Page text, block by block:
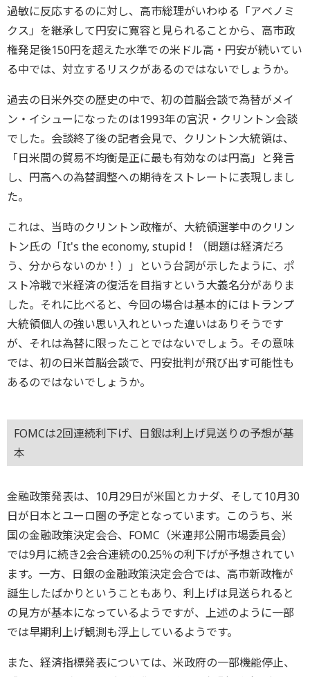
過敏に反応するのに対し、高市総理がいわゆる「アベノミ
クス」を継承して円安に寛容と見られることから、高市政
権発足後150円を超えた水準での米ドル高・円安が続いてい
る中では、対立するリスクがあるのではないでしょうか。
過去の日米外交の歴史の中で、初の首脳会談で為替がメイ
ン・イシューになったのは1993年の宮沢・クリントン会談
でした。会談終了後の記者会見で、クリントン大統領は、
「日米間の貿易不均衡是正に最も有効なのは円高」と発言
し、円高への為替調整への期待をストレートに表現しまし
た。
これは、当時のクリントン政権が、大統領選挙中のクリン
トン氏の「It's the economy, stupid！（問題は経済だろ
う、分からないのか！）」という台詞が示したように、ポ
スト冷戦で米経済の復活を目指すという大義名分がありま
した。それに比べると、今回の場合は基本的にはトランプ
大統領個人の強い思い入れといった違いはありそうです
が、それは為替に限ったことではないでしょう。その意味
では、初の日米首脳会談で、円安批判が飛び出す可能性も
あるのではないでしょうか。
FOMCは2回連続利下げ、日銀は利上げ見送りの予想が基
本
金融政策発表は、10月29日が米国とカナダ、そして10月30
日が日本とユーロ圏の予定となっています。このうち、米
国の金融政策決定会合、FOMC（米連邦公開市場委員会）
では9月に続き2会合連続の0.25％の利下げが予想されてい
ます。一方、日銀の金融政策決定会合では、高市新政権が
誕生したばかりということもあり、利上げは見送られると
の見方が基本になっているようですが、上述のように一部
では早期利上げ観測も浮上しているようです。
また、経済指標発表については、米政府の一部機能停止、